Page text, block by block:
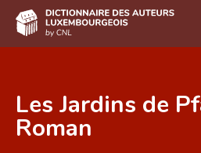
FR
Les Jardins de
Roman